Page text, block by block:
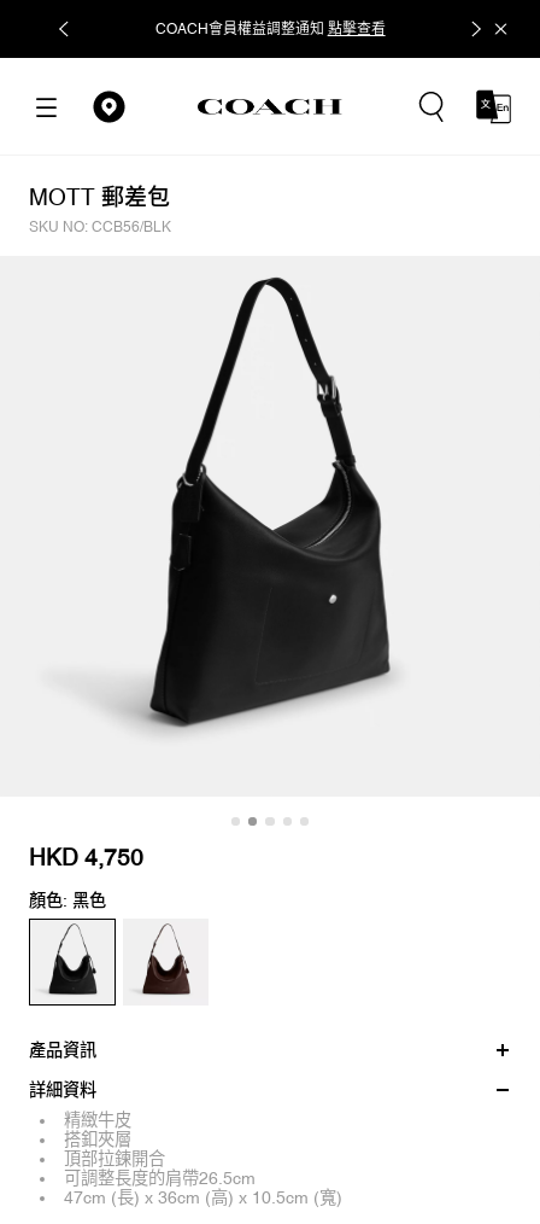
COACH會員權益調整通知 點擊查看 立即追蹤
MOTT 郵差包
SKU NO: CCB56/BLK
HKD 4,750
顏色: 黑色
產品資訊
詳細資料
精緻牛皮
搭釦夾層
頂部拉鍊開合
可調整長度的肩帶26.5cm
47cm (長) x 36cm (高) x 10.5cm (寬)